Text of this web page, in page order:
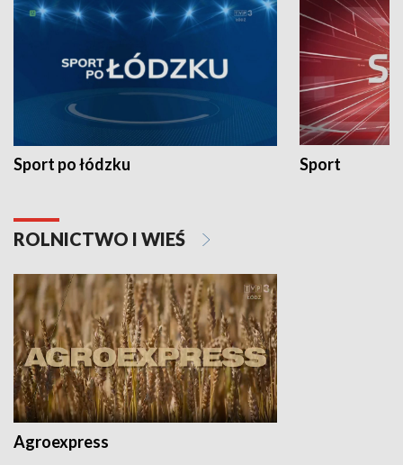
Sport po łódzku Sport
ROLNICTWO I WIEŚ
Agroexpress